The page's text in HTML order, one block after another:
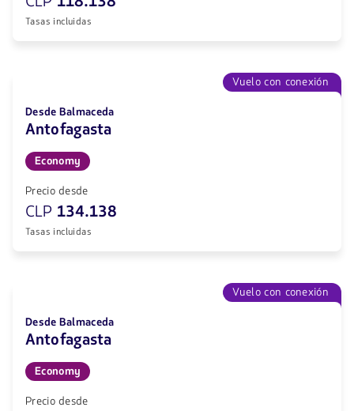
Tasas incluidas
Vuelo con conexión
Desde Balmaceda
Antofagasta
Economy
Precio desde
CLP 134.138
Tasas incluidas
Vuelo con conexión
Desde Balmaceda
Antofagasta
Economy
Precio desde